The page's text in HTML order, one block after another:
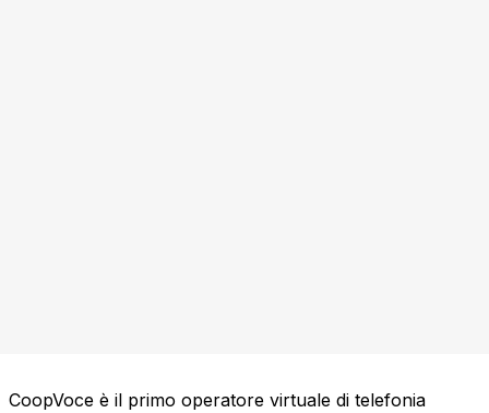
CoopVoce è il primo operatore virtuale di telefonia